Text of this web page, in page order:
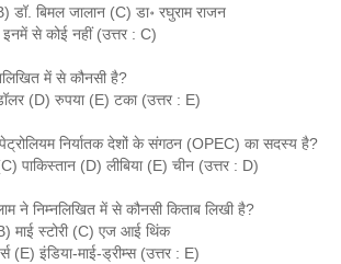
डॉ. बिमल जालान (C) डा॰ रघुराम राजन
इनमें से कोई नहीं (उत्तर : C)
में से कौनसी है?
(D) रुपया (E) टका (उत्तर : E)
निर्यातक देशों के संगठन (OPEC) का सदस्य है?
पाकिस्तान (D) लीबिया (E) चीन (उत्तर : D)
ने निम्नलिखित में से कौनसी किताब लिखी है?
माई स्टोरी (C) एज आई थिंक
(E) इंडिया-माई-ड्रीम्स (उत्तर : E)